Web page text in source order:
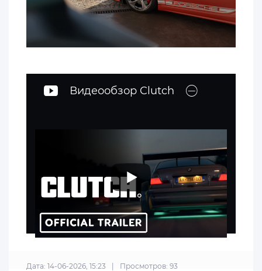
Видеообзор Clutch
Дата: 14-06-2026, 15:23 Просмотров: 93